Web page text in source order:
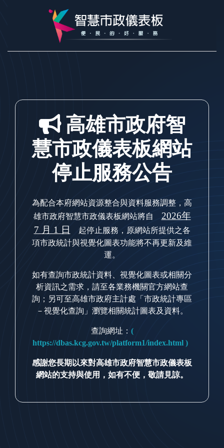
高雄市政府智
慧市政儀表板網站
停止服務公告
為配合本府網站資源整合與資料服務調整，高
雄市政府智慧市政儀表板網站將自
2026年
7 月 1 日
起停止服務，原網站所提供之各
項市政統計與視覺化圖表功能將不再更新及維
運。
如有查詢市政統計資料、視覺化圖表或相關分
析資訊之需求，請至各業務機關官方網站查
詢；另可至高雄市政府主計處「市政統計專區
－視覺化查詢」瀏覽相關統計圖表及資料。
查詢網址： (
https://dbas.kcg.gov.tw/platform1/index.html )
感謝您長期以來對高雄市政府智慧市政儀表板
網站的支持與使用，如有不便，敬請見諒。